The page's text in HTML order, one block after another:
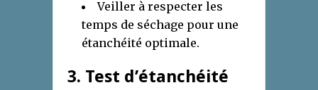
Veiller à respecter les
temps de séchage pour une
étanchéité optimale.
3. Test d’étanchéité